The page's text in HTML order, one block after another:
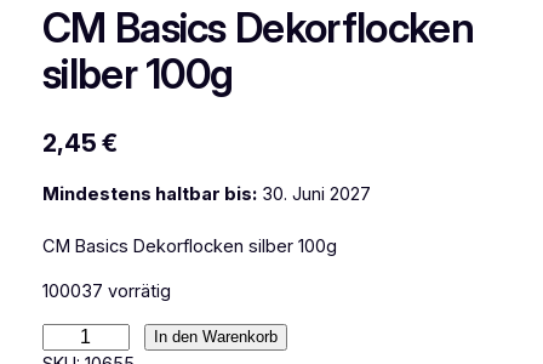
CM Basics Dekorflocken
silber 100g
2,45 €
Mindestens haltbar bis:30. Juni 2027
CM Basics Dekorflocken silber 100g
100037 vorrätig
In den Warenkorb